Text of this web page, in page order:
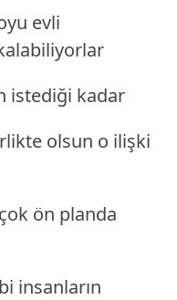
evli
istediği kadar
olsun o ilişki
ön planda
insanların